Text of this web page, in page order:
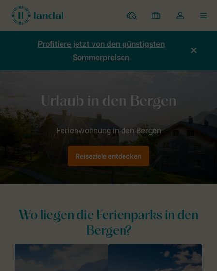
Ferienparks
Meine
Buchungen
Dropdown-
Menü
Kontos
Profitiere jetzt von den günstigsten
Sommerpreisen
Reiseziele entdecken
Wo liegen die Ferienparks in den
Bergen?